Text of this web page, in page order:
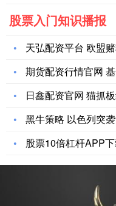
股票入门知识播报
天弘配资平台 欧盟赌输
期货配资行情官网 基金
日鑫配资官网 猫抓板线
黑牛策略 以色列突袭卡
股票10倍杠杆APP下载